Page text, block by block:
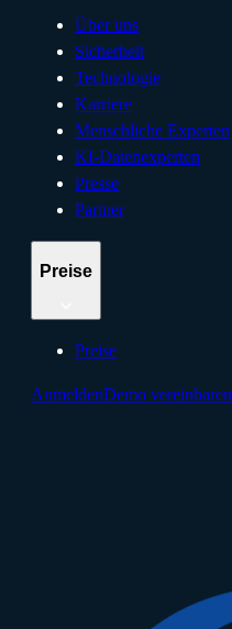
Über uns
Sicherheit
Technologie
Karriere
Menschliche Experten
KI-Datenexperten
Presse
Partner
Preise
Preise
AnmeldenDemo vereinbaren